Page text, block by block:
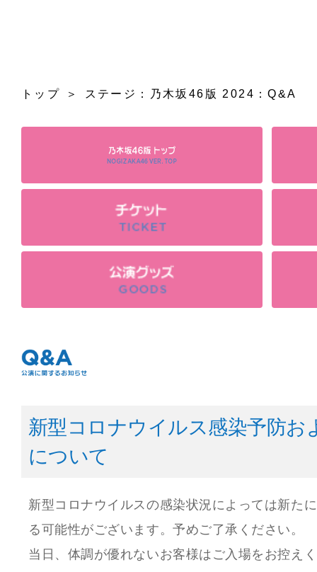
トップ ステージ：乃木坂46版 2024：Q&A
新型コロナウイルス感染予防お
について
新型コロナウイルスの感染状況によっては新た
る可能性がございます。予めご了承ください。
当日、体調が優れないお客様はご入場をお控え